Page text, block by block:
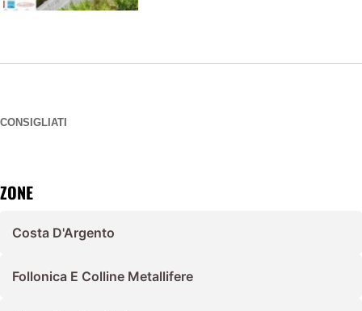
CONSIGLIATI
ZONE
Costa D'Argento
Follonica E Colline Metallifere